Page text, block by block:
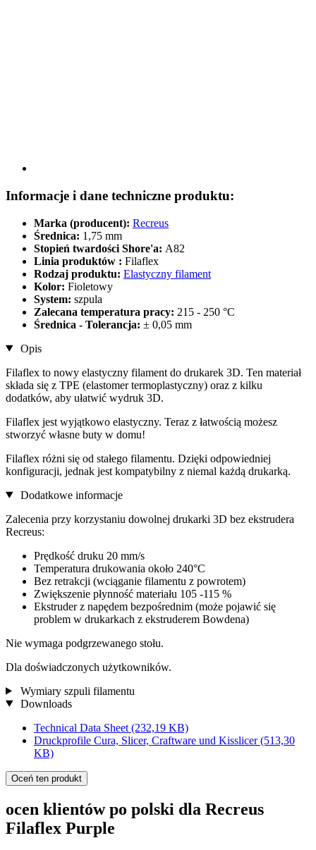
Informacje i dane techniczne produktu:
Marka (producent): Recreus
Średnica: 1,75 mm
Stopień twardości Shore'a: A82
Linia produktów : Filaflex
Rodzaj produktu: Elastyczny filament
Kolor: Fioletowy
System: szpula
Zalecana temperatura pracy: 215 - 250 °C
Średnica - Tolerancja: ± 0,05 mm
Opis
Filaflex to nowy elastyczny filament do drukarek 3D. Ten materiał
składa się z TPE (elastomer termoplastyczny) oraz z kilku
dodatków, aby ułatwić wydruk 3D.
Filaflex jest wyjątkowo elastyczny. Teraz z łatwością możesz
stworzyć własne buty w domu!
Filaflex różni się od stałego filamentu. Dzięki odpowiedniej
konfiguracji, jednak jest kompatybilny z niemal każdą drukarką.
Dodatkowe informacje
Zalecenia przy korzystaniu dowolnej drukarki 3D bez ekstrudera
Recreus:
Prędkość druku 20 mm/s
Temperatura drukowania około 240°C
Bez retrakcji (wciąganie filamentu z powrotem)
Zwiększenie płynność materiału 105 -115 %
Ekstruder z napędem bezpośrednim (może pojawić się
problem w drukarkach z ekstruderem Bowdena)
Nie wymaga podgrzewanego stołu.
Dla doświadczonych użytkowników.
Wymiary szpuli filamentu
Downloads
Technical Data Sheet (232,19 KB)
Druckprofile Cura, Slicer, Craftware und Kisslicer(513,30
KB)
Oceń ten produkt
ocen klientów po polski dla Recreus
Filaflex Purple